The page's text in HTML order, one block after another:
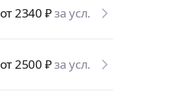
от 2340 ₽за усл.
от 2500 ₽за усл.